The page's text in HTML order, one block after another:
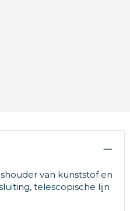
van kunststof en
telescopische lijn